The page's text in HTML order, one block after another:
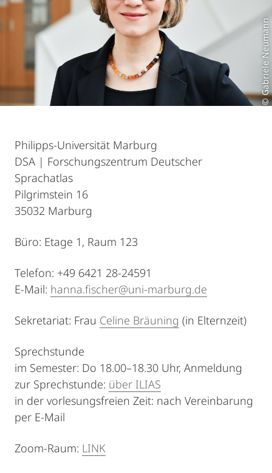
© Gabriele Neumann
Philipps-Universität Marburg
DSA | Forschungszentrum Deutscher
Sprachatlas
Pilgrimstein 16
35032 Marburg
Büro: Etage 1, Raum 123
Telefon: +49 6421 28-24591
E-Mail: hanna.fischer@uni-marburg.de
Sekretariat: Frau Celine Bräuning (in Elternzeit)
Sprechstunde
im Semester: Do 18.00–18.30 Uhr, Anmeldung
zur Sprechstunde: über ILIAS
in der vorlesungsfreien Zeit: nach Vereinbarung
per E-Mail
Zoom-Raum: LINK